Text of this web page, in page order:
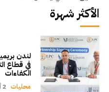
الأكثر شهرة
لندن
في قطاع
الكفاءات
محليات 2 أغسطس، 2026